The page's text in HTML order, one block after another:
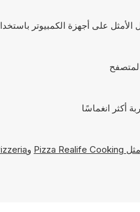
Pizza Realife Cooking و